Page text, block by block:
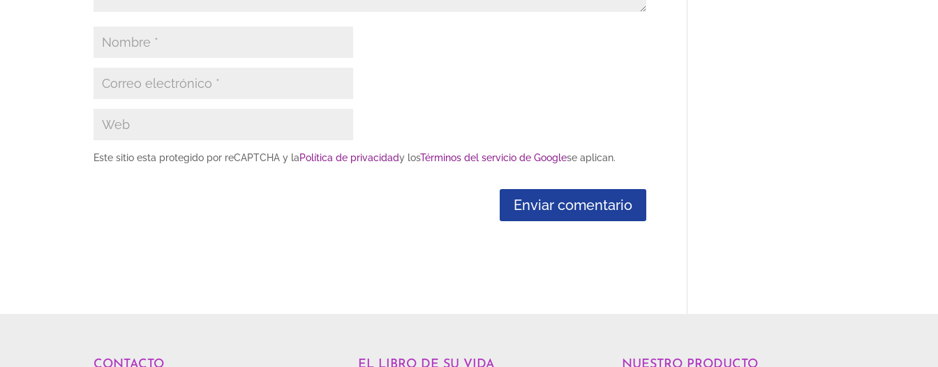
Este sitio esta protegido por reCAPTCHA y laPolítica de privacidady losTérminos del servicio de Googlese aplican.